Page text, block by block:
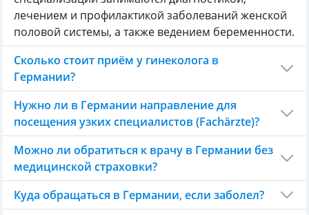
лечением и профилактикой заболеваний женской
половой системы, а также ведением беременности.
Сколько стоит приём у гинеколога в
Германии?
Нужно ли в Германии направление для
посещения узких специалистов (Fachärzte)?
Можно ли обратиться к врачу в Германии без
медицинской страховки?
Куда обращаться в Германии, если заболел?